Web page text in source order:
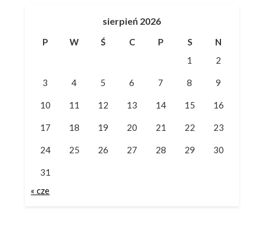
sierpień 2026
P W Ś C P S
N
1
2
3 4 5 6 7 8 9
10 11 12 13 14 15 16
17 18 19 20 21 22 23
24 25 26 27 28 29 30
31
« cze